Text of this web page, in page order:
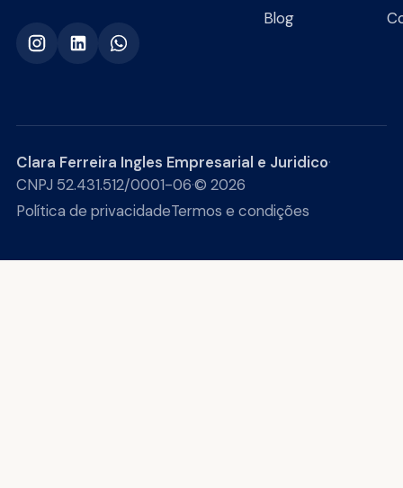
Blog
Clara Ferreira Ingles Empresarial e Juridico·
CNPJ 52.431.512/0001-06·© 2026
Política de privacidadeTermos e condições